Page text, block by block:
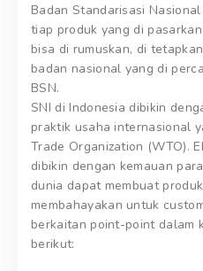
Badan Standarisasi
tiap produk yang di
bisa di rumuskan, di
badan nasional yang di
BSN.
SNI di Indonesia dibikin
praktik usaha internasional
Trade Organization (WTO).
dibikin dengan kemauan
dunia dapat membuat
membahayakan untuk
berkaitan point-point dalam
berikut: